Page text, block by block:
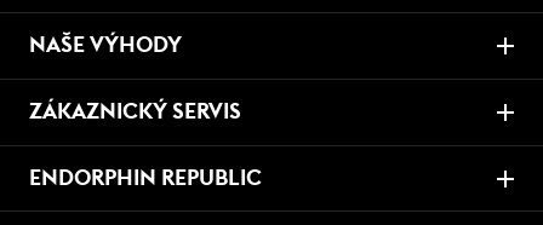
NAŠE VÝHODY
ZÁKAZNICKÝ SERVIS
ENDORPHIN REPUBLIC